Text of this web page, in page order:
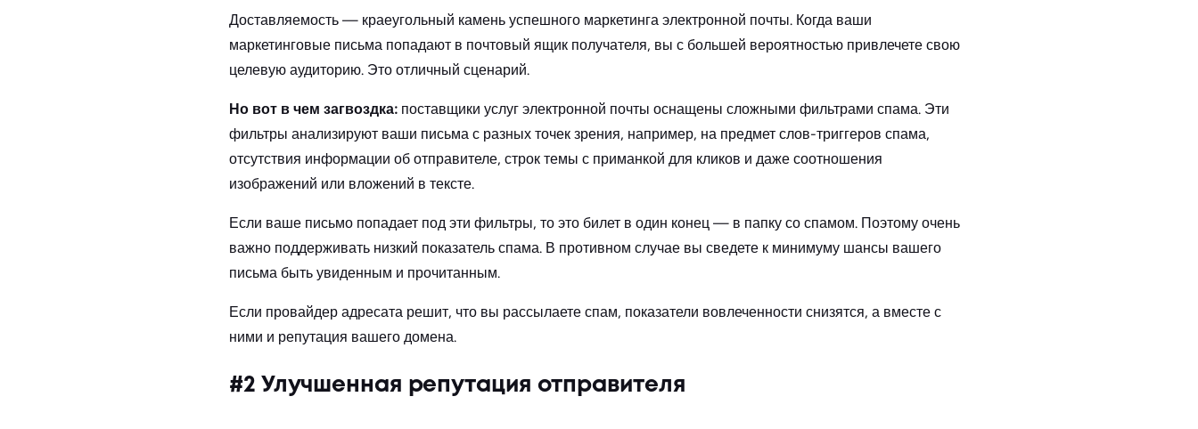
Доставляемость — краеугольный камень успешного маркетинга электронной почты. Когда ваши
маркетинговые письма попадают в почтовый ящик получателя, вы с большей вероятностью привлечете свою
целевую аудиторию. Это отличный сценарий.
Но вот в чем загвоздка: поставщики услуг электронной почты оснащены сложными фильтрами спама. Эти
фильтры анализируют ваши письма с разных точек зрения, например, на предмет слов-триггеров спама,
отсутствия информации об отправителе, строк темы с приманкой для кликов и даже соотношения
изображений или вложений в тексте.
Если ваше письмо попадает под эти фильтры, то это билет в один конец — в папку со спамом. Поэтому очень
важно поддерживать низкий показатель спама. В противном случае вы сведете к минимуму шансы вашего
письма быть увиденным и прочитанным.
Если провайдер адресата решит, что вы рассылаете спам, показатели вовлеченности снизятся, а вместе с
ними и репутация вашего домена.
#2 Улучшенная репутация отправителя